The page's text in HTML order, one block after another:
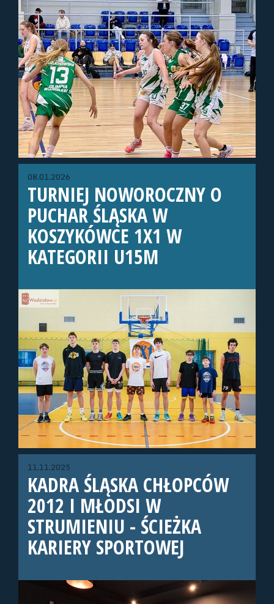
08.01.2026
TURNIEJ NOWOROCZNY O
PUCHAR ŚLĄSKA W
KOSZYKÓWCE 1X1 W
KATEGORII U15M
11.11.2025
KADRA ŚLĄSKA CHŁOPCÓW
2012 I MŁODSI W
STRUMIENIU - ŚCIEŻKA
KARIERY SPORTOWEJ